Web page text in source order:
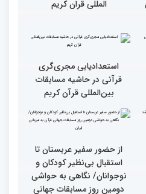
رقابت بخش برادران
بین‌المللی قرآن کریم(بخش
چهارم)
گزارش تصویری برگی از
فعالیت های کمیته پشتیبانی
چهلمین دوره مسابقات بین